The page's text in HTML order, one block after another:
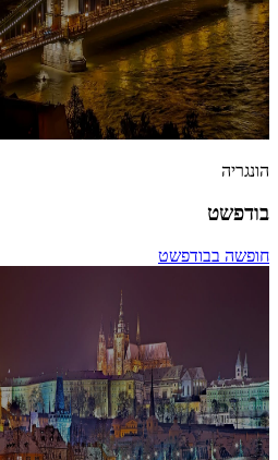
הונגריה
בודפשט
חופשה בבודפשט